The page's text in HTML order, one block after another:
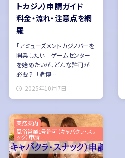
トカジノ）申請ガイド｜
料金・流れ・注意点を網
羅
「アミューズメントカジノバーを
開業したい」「ゲームセンター
を始めたいが、どんな許可が
必要？」「賭博…
2025年10月7日
業務案内
風俗営業1号許可（キャバクラ・スナ
ック）申請